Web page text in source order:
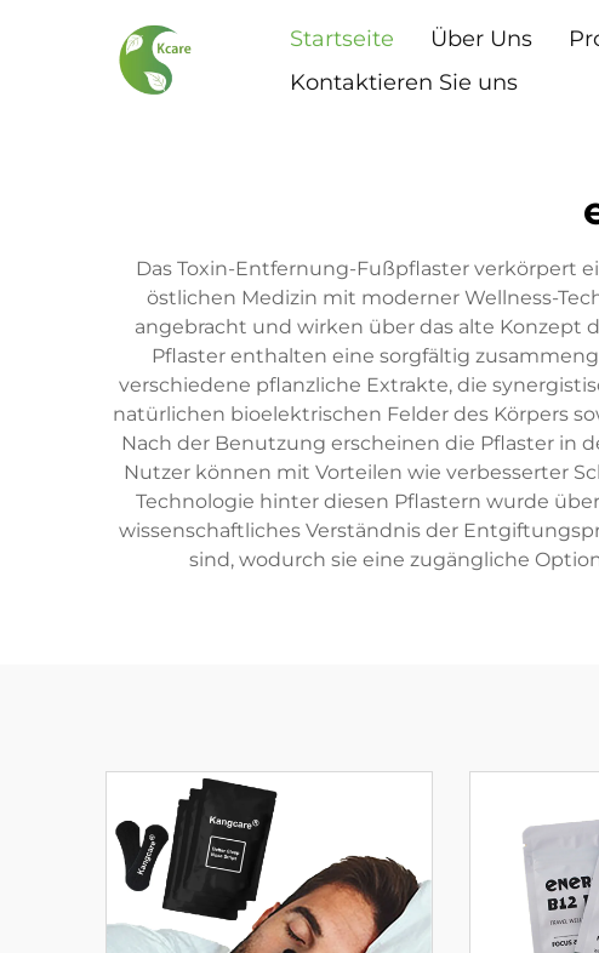
Startseite Über Uns
Kontaktieren Sie uns
Das Toxin-Entfernung-Fußpflaster verkörpert
östlichen Medizin mit moderner Wellness-
angebracht und wirken über das alte Konzept
Pflaster enthalten eine sorgfältig
verschiedene pflanzliche Extrakte, die
natürlichen bioelektrischen Felder des Körpers
Nach der Benutzung erscheinen die Pflaster in
Nutzer können mit Vorteilen wie verbesserter
Technologie hinter diesen Pflastern wurde
wissenschaftliches Verständnis der
sind, wodurch sie eine zugängliche